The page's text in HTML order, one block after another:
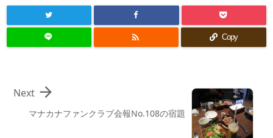
 Copy
マナカナファンクラブ会報No.108の宿題

Next